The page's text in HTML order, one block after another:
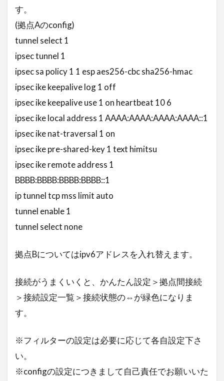
す。
(拠点Aのconfig)
tunnel select 1
ipsec tunnel 1
ipsec sa policy 1 1 esp aes256-cbc sha256-hmac
ipsec ike keepalive log 1 off
ipsec ike keepalive use 1 on heartbeat 10 6
ipsec ike local address 1 AAAA:AAAA:AAAA:AAAA::1
ipsec ike nat-traversal 1 on
ipsec ike pre-shared-key 1 text himitsu
ipsec ike remote address 1
BBBB:BBBB:BBBB:BBBB::1
ip tunnel tcp mss limit auto
tunnel enable 1
tunnel select none
拠点Bについてはipv6アドレスを入れ替えます。
接続がうまくいくと、かんたん設定＞拠点間接続
＞接続設定一覧＞接続状態の⇔が緑色になりま
す。
※フィルターの設定は必要に応じて各自設定下さ
い。
※configの設定につきまして自己責任でお願いいた